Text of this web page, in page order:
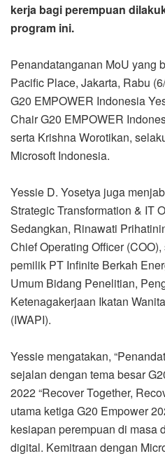
kerja bagi perempuan
program ini.
Penandatanganan MoU yang
Pacific Place, Jakarta, Rabu
G20 EMPOWER Indonesia
Chair G20 EMPOWER
serta Krishna Worotikan,
Microsoft Indonesia.
Yessie D. Yosetya juga
Strategic Transformation & IT
Sedangkan, Rinawati
Chief Operating Officer
pemilik PT Infinite Berkah
Umum Bidang Penelitian,
Ketenagakerjaan Ikatan
(IWAPI).
Yessie mengatakan,
sejalan dengan tema besar
2022 “Recover Together,
utama ketiga G20 Empower
kesiapan perempuan di masa
digital. Kemitraan dengan